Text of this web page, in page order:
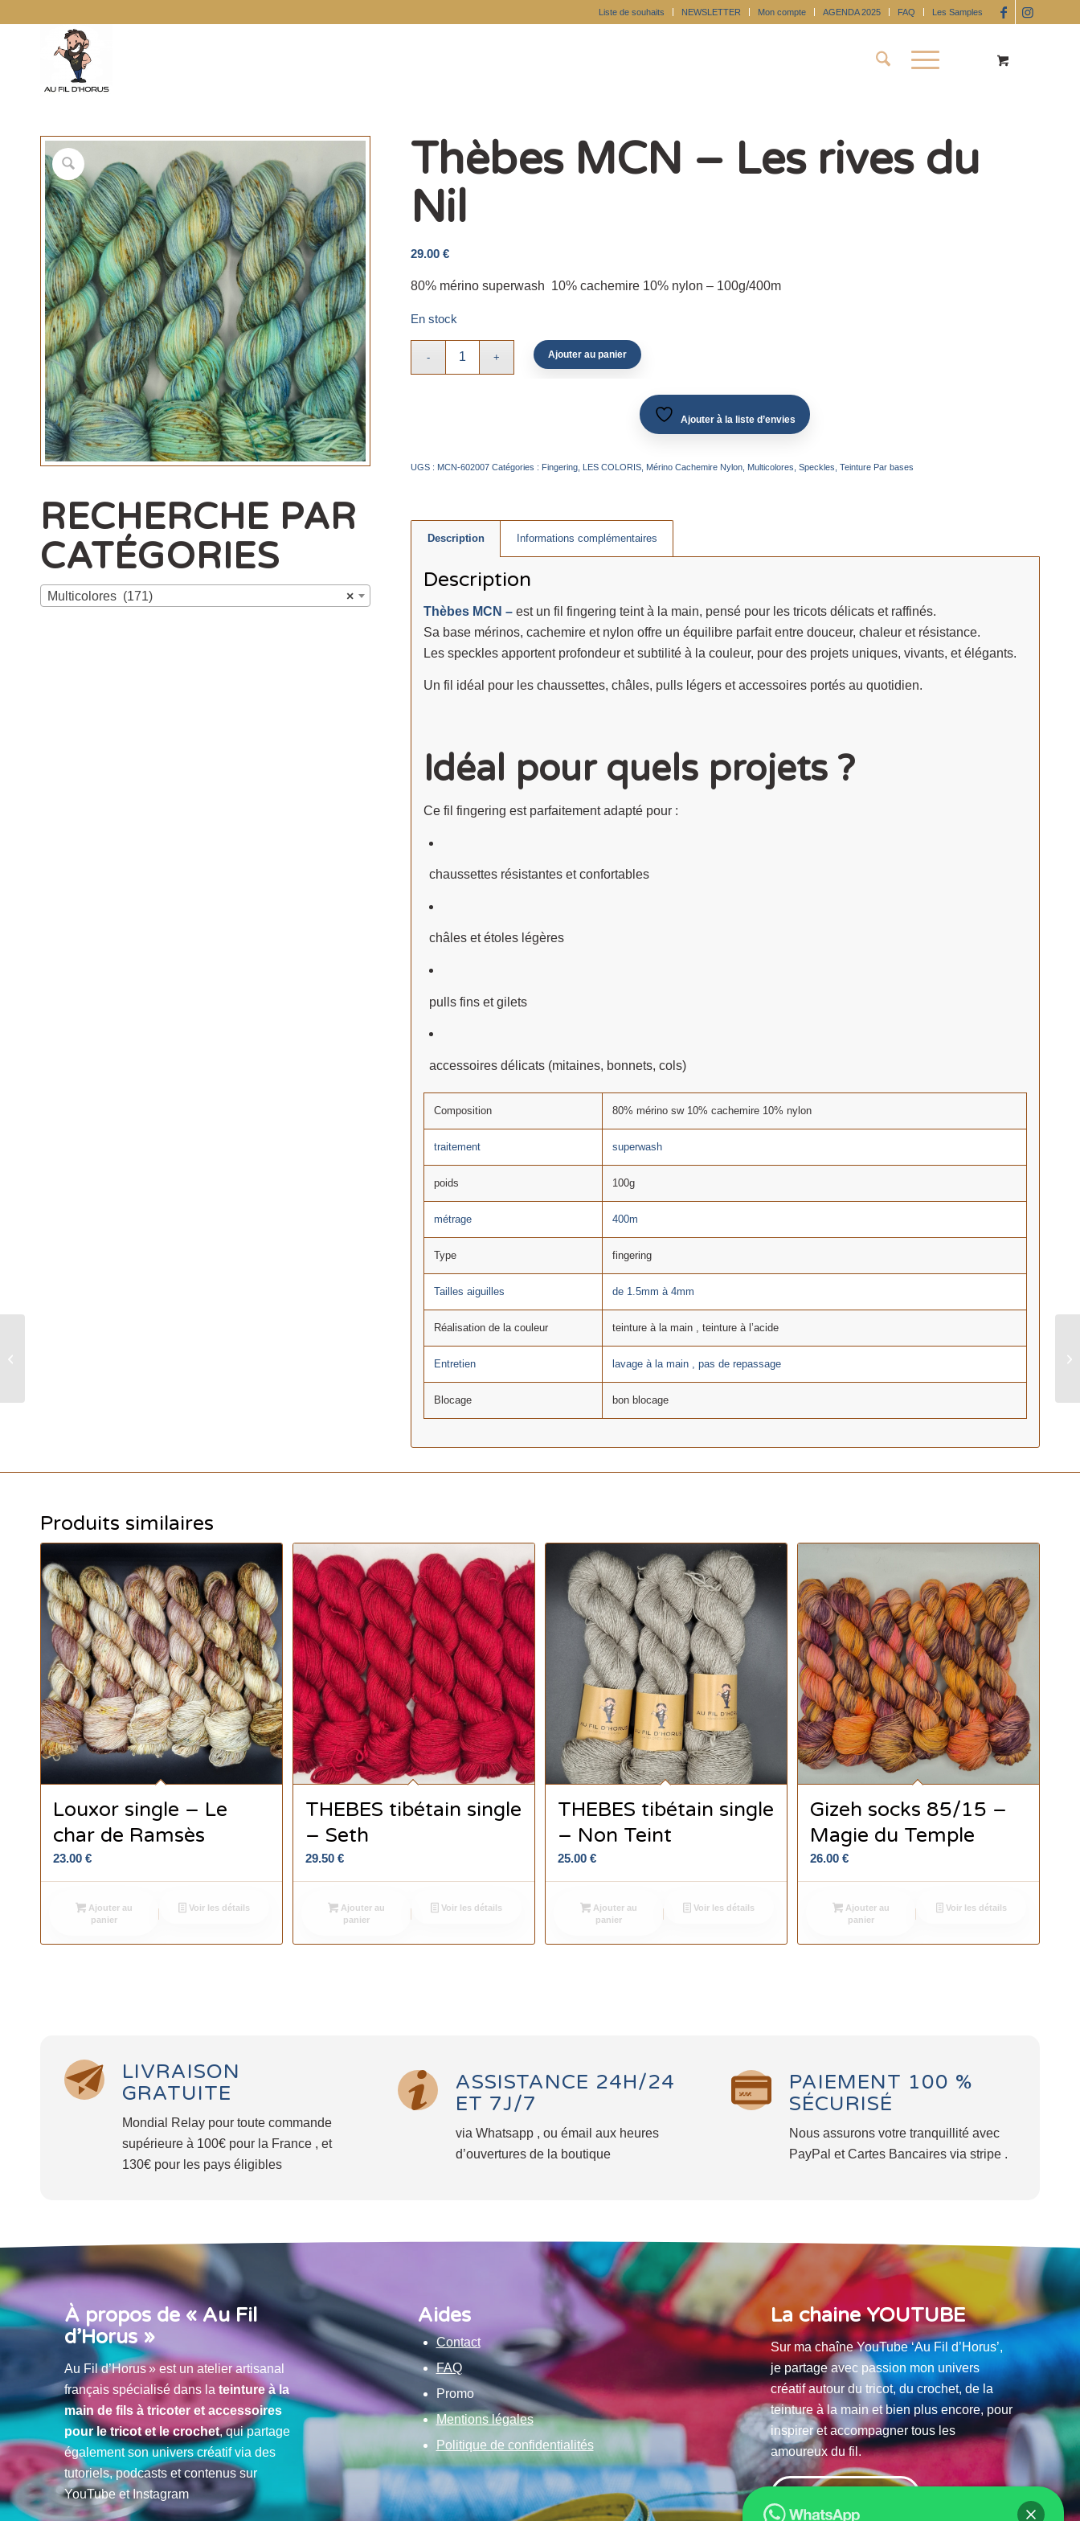
Liste de souhaits NEWSLETTER Mon compte AGENDA 2025 FAQ Les Samples
RECHERCHE PAR
CATÉGORIES
×
Multicolores (171)
Thèbes MCN – Les rives du
Nil
29.00 €
80% mérino superwash 10% cachemire 10% nylon – 100g/400m
En stock
Ajouter au panier
Ajouter à la liste d’envies
UGS : MCN-602007 Catégories : Fingering, LES COLORIS, Mérino Cachemire Nylon, Multicolores Speckles Teinture Par bases
Description Informations complémentaires
Description
Thèbes MCN – est un fil fingering teint à la main, pensé pour les tricots délicats et raffinés.
Sa base mérinos, cachemire et nylon offre un équilibre parfait entre douceur, chaleur et résistance.
Les speckles apportent profondeur et subtilité à la couleur, pour des projets uniques, vivants, et élégants.
Un fil idéal pour les chaussettes, châles, pulls légers et accessoires portés au quotidien.
Idéal pour quels projets ?
Ce fil fingering est parfaitement adapté pour :
chaussettes résistantes et confortables
châles et étoles légères
pulls fins et gilets
accessoires délicats (mitaines, bonnets, cols)
Composition 80% mérino sw 10% cachemire 10% nylon
traitement superwash
poids 100g
métrage 400m
Type fingering
Tailles aiguilles de 1.5mm à 4mm
Réalisation de la couleur teinture à la main , teinture à l’acide
Entretien lavage à la main , pas de repassage
Blocage bon blocage
Produits similaires
Louxor single – Le
char de Ramsès
23.00 €
Ajouter au
panier
Voir les détails
THEBES tibétain single
– Seth
29.50€
Ajouter au
panier
Voir les détails
THEBES tibétain single
– Non Teint
25.00€
Ajouter au
panier
Voir les détails
Gizeh socks 85/15 –
Magie du Temple
26.00€
Ajouter au
panier
Voir les détails
LIVRAISON
GRATUITE
Mondial Relay pour toute commande
supérieure à 100€ pour la France , et
130€ pour les pays éligibles
ASSISTANCE 24H/24
ET 7J/7
via Whatsapp , ou émail aux heures
d’ouvertures de la boutique
PAIEMENT 100 %
SÉCURISÉ
Nous assurons votre tranquillité avec
PayPal et Cartes Bancaires via stripe .
À propos de « Au Fil
d’Horus »
Au Fil d’Horus » est un atelier artisanal
français spécialisé dans la teinture à la
main de fils à tricoter et accessoires
pour le tricot et le crochet, qui partage
également son univers créatif via des
tutoriels, podcasts et contenus sur
YouTube et Instagram
Aides
Contact
FAQ
Promo
Mentions légales
Politique de confidentialités
La chaine YOUTUBE
Sur ma chaîne YouTube ‘Au Fil d’Horus’,
je partage avec passion mon univers
créatif autour du tricot, du crochet, de la
teinture à la main et bien plus encore, pour
inspirer et accompagner tous les
amoureux du fil.